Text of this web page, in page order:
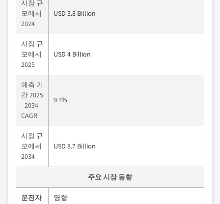
시장 규
모에서
2024
USD 3.8 Billion
시장 규
모에서
2025
USD 4 Billion
예측 기
간 2025
- 2034
CAGR
9.1%
시장 규
모에서
2034
USD 8.7 Billion
주요 시장 동향
운전자 영향